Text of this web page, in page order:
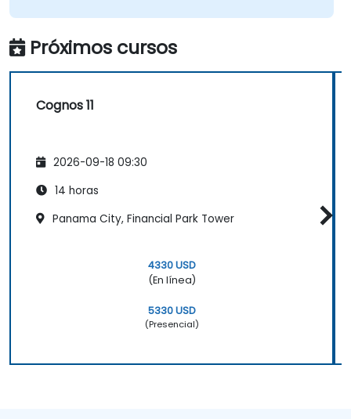
Próximos cursos
Cognos 11
2026-09-18 09:30
14 horas
Panama City, Financial Park Tower
4330 USD
(En línea)
5330 USD
(Presencial)